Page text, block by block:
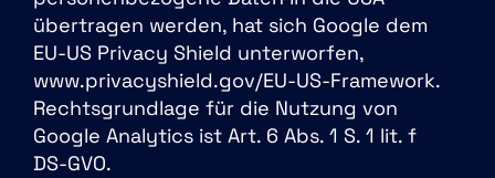
übertragen werden, hat sich Google dem
EU-US Privacy Shield unterworfen,
www.privacyshield.gov/EU-US-Framework.
Rechtsgrundlage für die Nutzung von
Google Analytics ist Art. 6 Abs. 1 S. 1 lit. f
DS-GVO.